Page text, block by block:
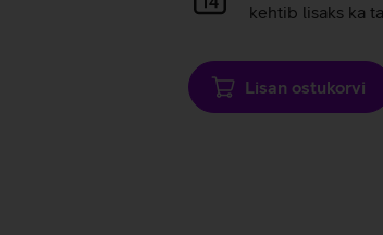
laadiminekehtib lisaks ka
Lisan ostukorvi